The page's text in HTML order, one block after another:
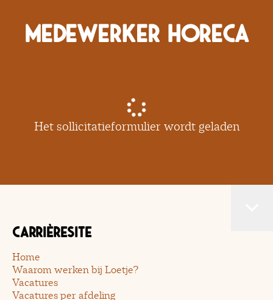
Medewerker Horeca
Het sollicitatieformulier wordt geladen
Carrièresite
Home
Waarom werken bij Loetje?
Vacatures
Vacatures per afdeling